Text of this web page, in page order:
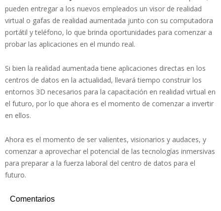
pueden entregar a los nuevos empleados un visor de realidad
virtual o gafas de realidad aumentada junto con su computadora
portátil y teléfono, lo que brinda oportunidades para comenzar a
probar las aplicaciones en el mundo real.
Si bien la realidad aumentada tiene aplicaciones directas en los
centros de datos en la actualidad, llevará tiempo construir los
entornos 3D necesarios para la capacitación en realidad virtual en
el futuro, por lo que ahora es el momento de comenzar a invertir
en ellos.
Ahora es el momento de ser valientes, visionarios y audaces, y
comenzar a aprovechar el potencial de las tecnologías inmersivas
para preparar a la fuerza laboral del centro de datos para el
futuro.
Comentarios